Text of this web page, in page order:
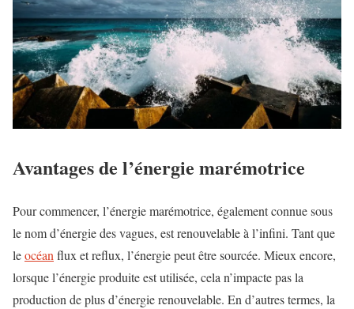
Avantages de l’énergie marémotrice
Pour commencer, l’énergie marémotrice, également connue sous
le nom d’énergie des vagues, est renouvelable à l’infini. Tant que
leocéan flux et reflux, l’énergie peut être sourcée. Mieux encore,
lorsque l’énergie produite est utilisée, cela n’impacte pas la
production de plus d’énergie renouvelable. En d’autres termes, la